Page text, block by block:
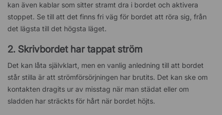
kan även kablar som sitter stramt dra i bordet och aktivera
stoppet. Se till att det finns fri väg för bordet att röra sig, från
det lägsta till det högsta läget.
2. Skrivbordet har tappat ström
Det kan låta självklart, men en vanlig anledning till att bordet
står stilla är att strömförsörjningen har brutits. Det kan ske om
kontakten dragits ur av misstag när man städat eller om
sladden har sträckts för hårt när bordet höjts.